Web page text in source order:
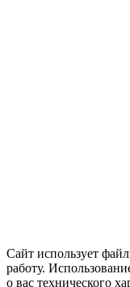
Сайт использует
работу.
о вас технического